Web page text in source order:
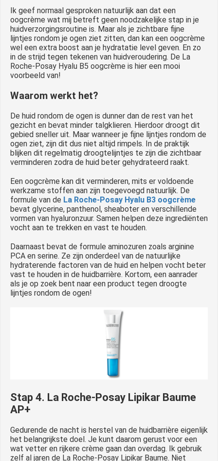
Ik geef normaal gesproken natuurlijk aan dat een
oogcrème wat mij betreft geen noodzakelijke stap in je
huidverzorgingsroutine is. Maar als je zichtbare fijne
lijntjes rondom je ogen ziet zitten, dan kan een oogcrème
wel een extra boost aan je hydratatie level geven. En zo
in de strijd tegen tekenen van huidveroudering. De La
Roche-Posay Hyalu B5 oogcrème is hier een mooi
voorbeeld van!
Waarom werkt het?
De huid rondom de ogen is dunner dan de rest van het
gezicht en bevat minder talgklieren. Hierdoor droogt dit
gebied sneller uit. Maar wanneer je fijne lijntjes rondom de
ogen ziet, zijn dit dus niet altijd rimpels. In de praktijk
blijken dit regelmatig droogtelijntjes te zijn die zichtbaar
verminderen zodra de huid beter gehydrateerd raakt.
Een oogcrème kan dit verminderen, mits er voldoende
werkzame stoffen aan zijn toegevoegd natuurlijk. De
formule van de La Roche-Posay Hyalu B3 oogcrème
bevat glycerine, panthenol, sheaboter en verschillende
vormen van hyaluronzuur. Samen helpen deze ingrediënten
vocht aan te trekken en vast te houden.
Daarnaast bevat de formule aminozuren zoals arginine
PCA en serine. Ze zijn onderdeel van de natuurlijke
hydraterende factoren van de huid en helpen vocht beter
vast te houden in de huidbarrière. Kortom, een aanrader
als je op zoek bent naar een product tegen droogte
lijntjes rondom de ogen!
Stap 4. La Roche-Posay Lipikar Baume
AP+
Gedurende de nacht is herstel van de huidbarrière eigenlijk
het belangrijkste doel. Je kunt daarom gerust voor een
wat vetter en rijkere crème gaan dan overdag. Ik gebruik
zelf al jaren de La Roche-Posay Lipikar Baume. Niet